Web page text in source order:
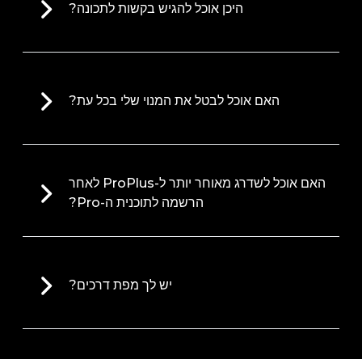
היכן אוכל להגיש בקשות לתכונה?
האם אוכל לבטל את המנוי שלי בכל עת?
האם אוכל לשדרג מאוחר יותר ל-ProPlus לאחר
הרשמה לתוכנית ה-Pro?
יש לך מפת דרכים?